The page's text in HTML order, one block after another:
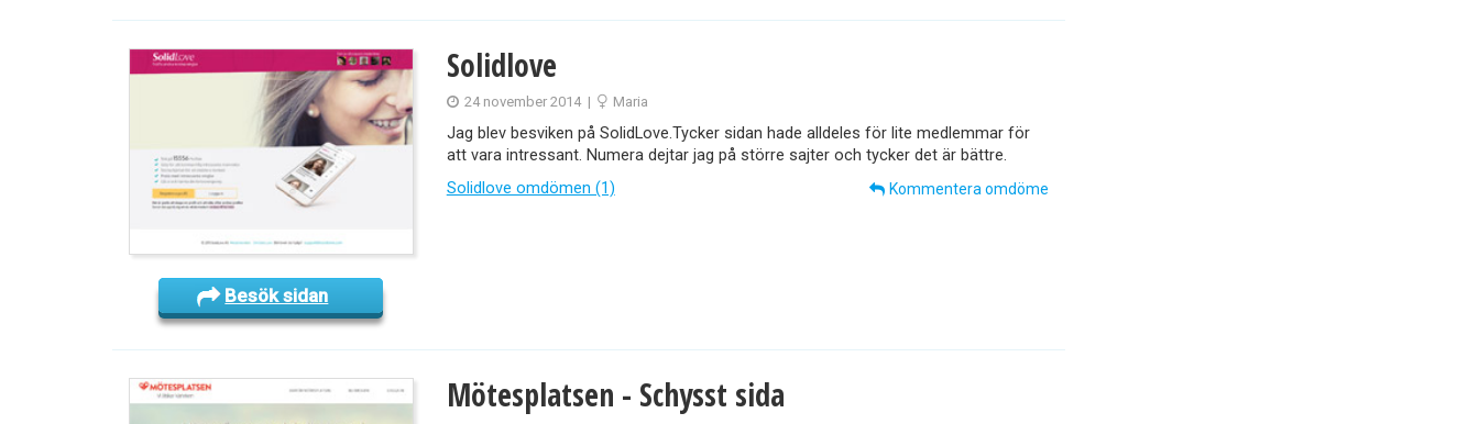
Besök sidan
Solidlove
24 november 2014 | Maria
Jag blev besviken på SolidLove.Tycker sidan hade alldeles för lite medlemmar för
att vara intressant. Numera dejtar jag på större sajter och tycker det är bättre.
Solidlove omdömen (1)
Kommentera omdöme
Mötesplatsen - Schysst sida